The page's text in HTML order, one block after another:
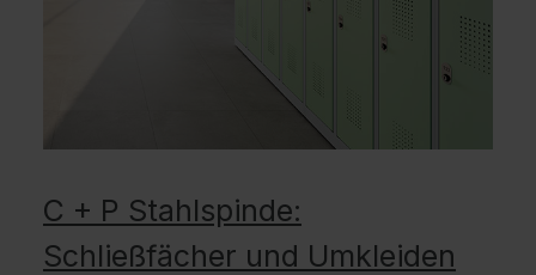
C + P Stahlspinde:
Schließfächer und Umkleiden